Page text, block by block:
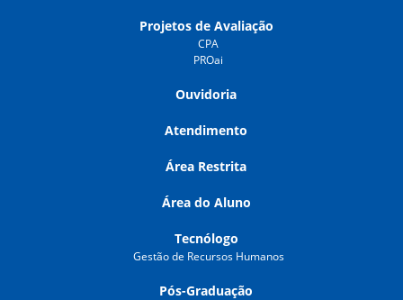
Projetos de Avaliação
CPA
PROai
Ouvidoria
Atendimento
Área Restrita
Área do Aluno
Tecnólogo
Gestão de Recursos Humanos
Pós-Graduação